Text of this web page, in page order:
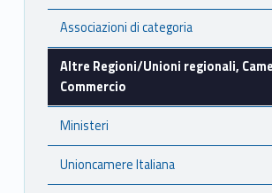
Associazioni di categoria
Altre Regioni/Unioni regionali,
Commercio
Ministeri
Unioncamere Italiana